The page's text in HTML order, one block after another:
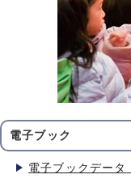
電子ブック
電子ブックデータ